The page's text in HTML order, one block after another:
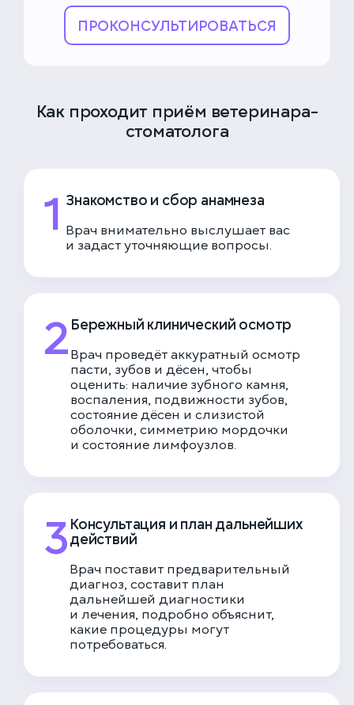
ПРОКОНСУЛЬТИРОВАТЬСЯ
Как проходит приём ветеринара-
стоматолога
1 Знакомство и сбор анамнеза
Врач внимательно выслушает вас
и задаст уточняющие вопросы.
2 Бережный клинический осмотр
Врач проведёт аккуратный осмотр
пасти, зубов и дёсен, чтобы
оценить: наличие зубного камня,
воспаления, подвижности зубов,
состояние дёсен и слизистой
оболочки, симметрию мордочки
и состояние лимфоузлов.
3 Консультация и план дальнейших
действий
Врач поставит предварительный
диагноз, составит план
дальнейшей диагностики
и лечения, подробно объяснит,
какие процедуры могут
потребоваться.